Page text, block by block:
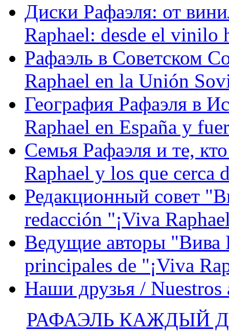
Диски Рафаэля: от
Raphael: desde el vinilo
Рафаэль в Советском
Raphael en la Unión
География Рафаэля в
Raphael en España y
Семья Рафаэля и те,
Raphael y los que cerca
Редакционный совет
redacción "¡Viva
Ведущие авторы "Вива
principales de "¡Viva
Наши друзья / Nuestros
РАФАЭЛЬ КАЖДЫЙ